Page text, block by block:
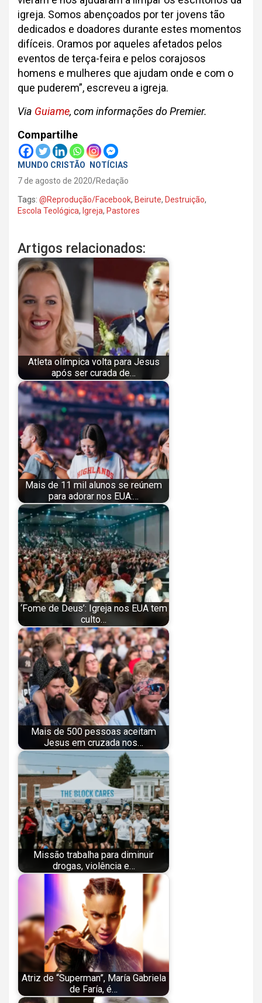
igreja. Somos abençoados por ter jovens tão
dedicados e doadores durante estes momentos
difíceis. Oramos por aqueles afetados pelos
eventos de terça-feira e pelos corajosos
homens e mulheres que ajudam onde e com o
que puderem”, escreveu a igreja.
Via Guiame, com informações do Premier.
Compartilhe
MUNDO CRISTÃO
NOTÍCIAS
7 de agosto de 2020 Redação
Tags: @Reprodução/Facebook, Beirute, Destruição,
Escola Teológica, Igreja, Pastores
Artigos relacionados:
Atleta olímpica volta para Jesus
após ser curada de…
Mais de 11 mil alunos se reúnem
para adorar nos EUA:…
‘Fome de Deus’: Igreja nos EUA tem
culto…
Mais de 500 pessoas aceitam
Jesus em cruzada nos…
Missão trabalha para diminuir
drogas, violência e…
Atriz de “Superman”, María Gabriela
de Faría, é…